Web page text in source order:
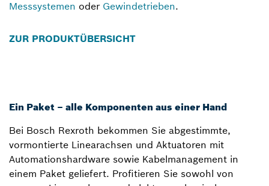
Messsystemen oder Gewindetrieben.
ZUR PRODUKTÜBERSICHT
Ein Paket – alle Komponenten aus einer Hand
Bei Bosch Rexroth bekommen Sie abgestimmte,
vormontierte Linearachsen und Aktuatoren mit
Automationshardware sowie Kabelmanagement in
einem Paket geliefert. Profitieren Sie sowohl von